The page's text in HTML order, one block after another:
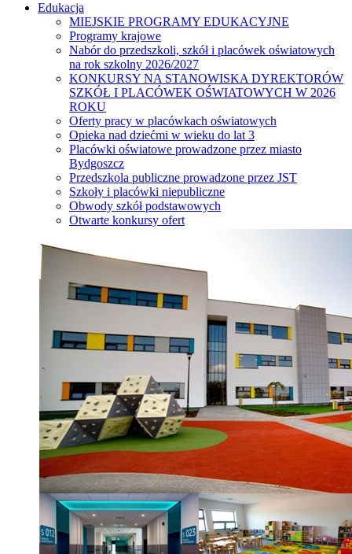
Edukacja
MIEJSKIE PROGRAMY EDUKACYJNE
Programy krajowe
Nabór do przedszkoli, szkół i placówek oświatowych
na rok szkolny 2026/2027
KONKURSY NA STANOWISKA DYREKTORÓW
SZKÓŁ I PLACÓWEK OŚWIATOWYCH W 2026
ROKU
Oferty pracy w placówkach oświatowych
Opieka nad dziećmi w wieku do lat 3
Placówki oświatowe prowadzone przez miasto
Bydgoszcz
Przedszkola publiczne prowadzone przez JST
Szkoły i placówki niepubliczne
Obwody szkół podstawowych
Otwarte konkursy ofert